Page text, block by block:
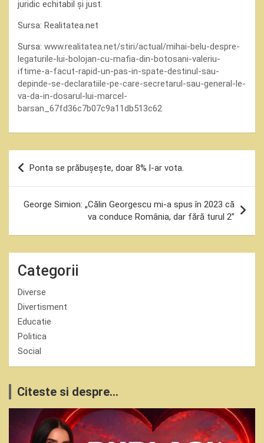
juridic echitabil și just.
Sursa: Realitatea.net
Sursa: www.realitatea.net/stiri/actual/mihai-belu-despre-
legaturile-lui-bolojan-cu-mafia-din-botosani-valeriu-
iftime-a-facut-rapid-un-pas-in-spate-destinul-sau-
depinde-se-declaratiile-pe-care-secretarul-sau-general-le-
va-da-in-dosarul-lui-marcel-
barsan_67fd36c7b07c9a11db513c62
Navigare
articole
Ponta se prăbușește, doar 8% l-ar vota.
George Simion: „Călin Georgescu mi-a spus în 2023 că
va conduce România, dar fără turul 2”
Categorii
Diverse
Divertisment
Educatie
Politica
Social
Citeste si despre...